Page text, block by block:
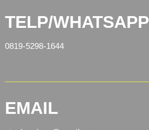
TELP/WHATSAPP
0819-5298-1644
EMAIL